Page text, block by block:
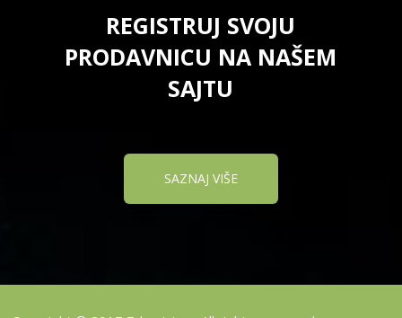
REGISTRUJ SVOJU
PRODAVNICU NA NAŠEM
SAJTU
SAZNAJ VIŠE